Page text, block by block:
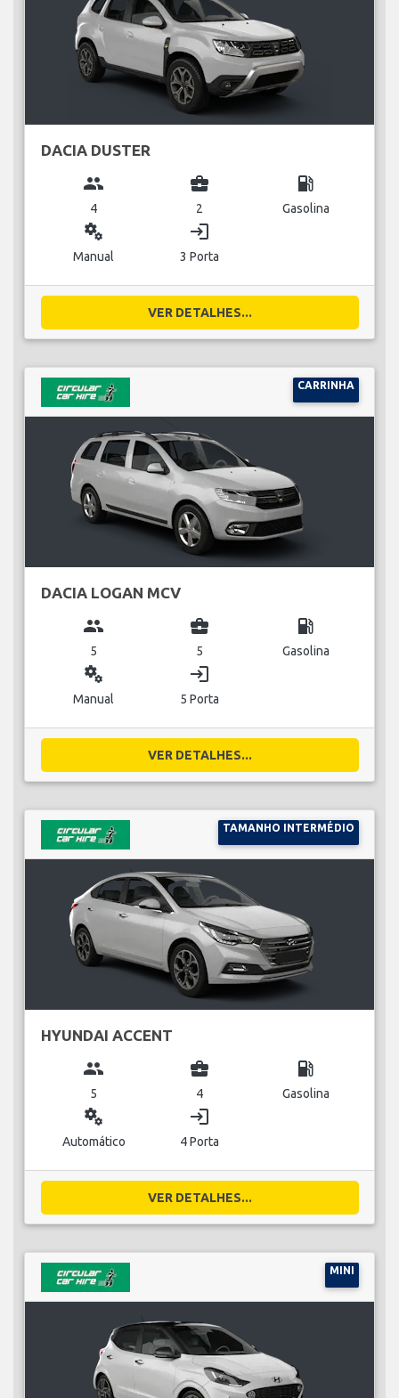
DACIA DUSTER
group
4
business_center
2
local_gas_station
Gasolina
miscellaneous_services
Manual
login
3 Porta
VER DETALHES...
CARRINHA
DACIA LOGAN MCV
group
5
business_center
5
local_gas_station
Gasolina
miscellaneous_services
Manual
login
5 Porta
VER DETALHES...
TAMANHO INTERMÉDIO
HYUNDAI ACCENT
group
5
business_center
4
local_gas_station
Gasolina
miscellaneous_services
Automático
login
4 Porta
VER DETALHES...
MINI